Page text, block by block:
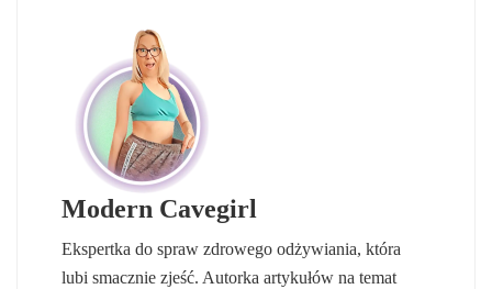
Modern Cavegirl
Ekspertka do spraw zdrowego odżywiania, która
lubi smacznie zjeść. Autorka artykułów na temat